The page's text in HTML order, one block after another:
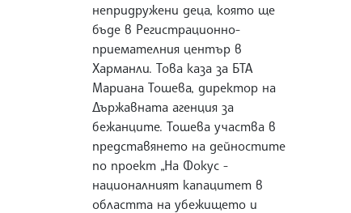
непридружени деца, която ще
бъде в Регистрационно-
приемателния център в
Харманли. Това каза за БТА
Мариана Тошева, директор на
Държавната агенция за
бежанците. Тошева участва в
представянето на дейностите
по проект „На Фокус -
националният капацитет в
областта на убежището и